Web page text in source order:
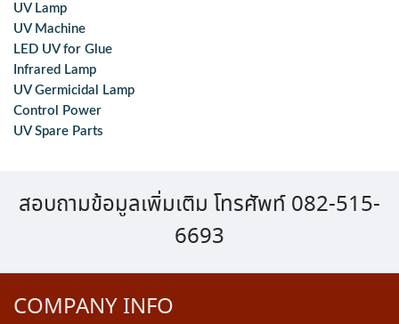
UV Lamp
UV Machine
LED UV for Glue
Infrared Lamp
UV Germicidal Lamp
Control Power
UV Spare Parts
สอบถามข้อมูลเพิ่มเติม โทรศัพท์ 082-515-
6693
COMPANY INFO